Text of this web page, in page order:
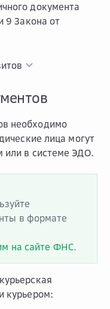
документа
9 Закона от
необходимо
лица могут
или в системе ЭДО.
в формате
на сайте ФНС.
курьером: